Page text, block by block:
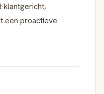
klantgericht,
een proactieve